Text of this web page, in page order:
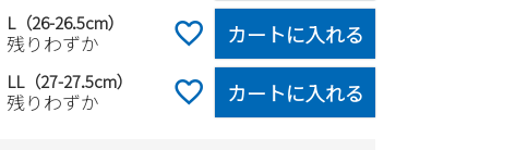
L（26-26.5cm）
残りわずか カートに入れる
LL（27-27.5cm）
残りわずか カートに入れる